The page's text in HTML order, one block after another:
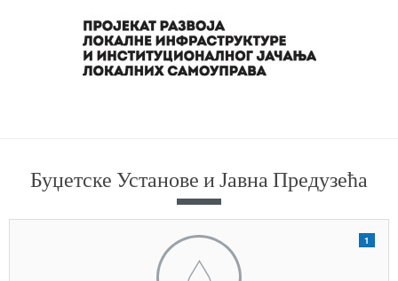
Буџетске Установе и Јавна Предузећа
1